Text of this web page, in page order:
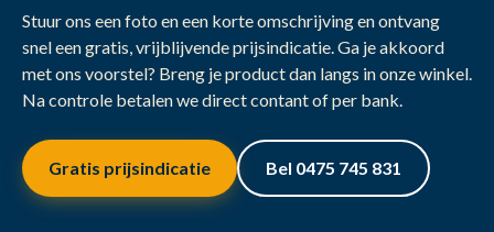
Stuur ons een foto en een korte omschrijving en ontvang
snel een gratis, vrijblijvende prijsindicatie. Ga je akkoord
met ons voorstel? Breng je product dan langs in onze winkel.
Na controle betalen we direct contant of per bank.
Gratis prijsindicatie Bel 0475 745 831